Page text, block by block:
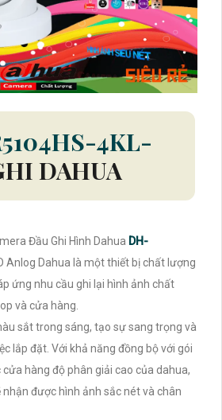
4KL-
DAHUA
Đầu Ghi Hình Dahua DH-
Anlog Dahua là một thiết bị chất lượng
ứng nhu cầu ghi lại hình ảnh chất
và cửa hàng.
sắt trong sáng, tạo sự sang trọng và
lắp đặt. Với khả năng đồng bộ với gói
hàng độ phân giải cao của dahua,
nhận được hình ảnh sắc nét và chân